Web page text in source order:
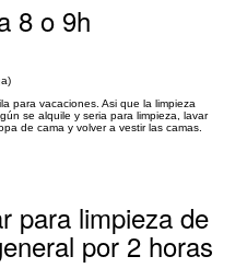
8 o 9h
para vacaciones. Asi que la limpieza
se alquile y seria para limpieza, lavar
de cama y volver a vestir las camas.
para limpieza de
por 2 horas